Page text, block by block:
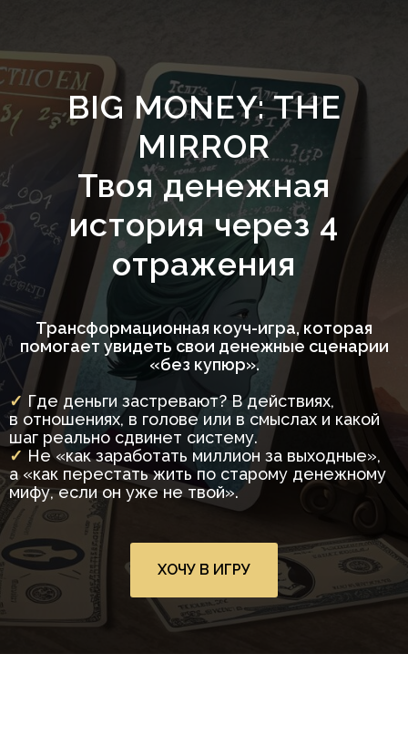
BIG MONEY: THE
MIRROR
Твоя денежная
история через 4
отражения
Трансформационная коуч-игра, которая
помогает увидеть свои денежные сценарии
«без купюр».
✓ Где деньги застревают? В действиях,
в отношениях, в голове или в смыслах и какой
шаг реально сдвинет систему.
✓ Не «как заработать миллион за выходные»,
а «как перестать жить по старому денежному
мифу, если он уже не твой».
ХОЧУ В ИГРУ